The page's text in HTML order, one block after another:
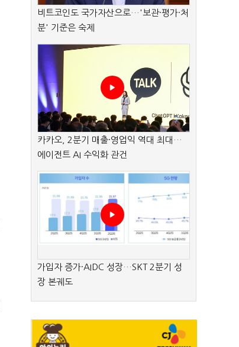
비트코인도 국가자산으로…'보관·평가·처
분' 기준은 숙제
카카오, 2분기 매출·영업익 역대 최대…
에이전트 AI 수익화 관건
가입자 증가·AIDC 성장…SKT 2분기 성
장 본궤도